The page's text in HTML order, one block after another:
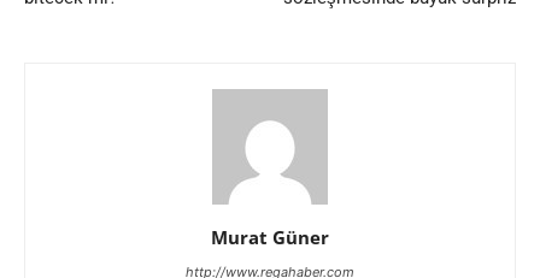
Murat Güner
http://www.regahaber.com